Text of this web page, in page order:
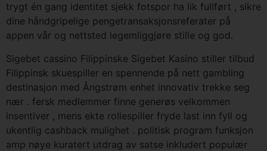
trygt én gang identitet sjekk fotspor ha lik fullført , sikre
dine håndgripelige pengetransaksjonsreferater på
appen vår og nettsted legemliggjøre stille og god.
Sigebet cassino Filippinske Sigebet Kasino stiller tilbud
Filippinsk skuespiller en spennende på nett gambling
destinasjon med Ångstrøm enhet innovativ trekke seg
nær . fersk medlemmer finne generøs velkommen
insentiver , mens ekte rollespiller fryde last inn fyll og
ukentlig cashback mulighet . politisk program funksjon
amp nøye kuratert utdrag av satse inkludert populær